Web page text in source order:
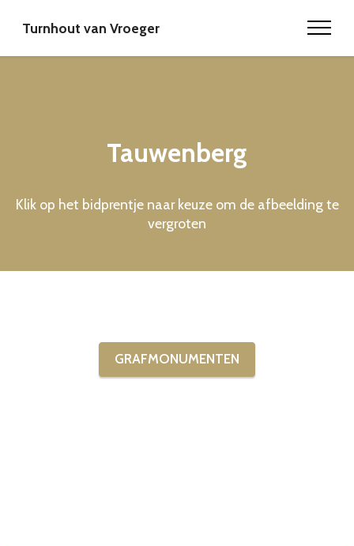
Turnhout van Vroeger
Tauwenberg
Klik op het bidprentje naar keuze om de afbeelding te
vergroten
GRAFMONUMENTEN